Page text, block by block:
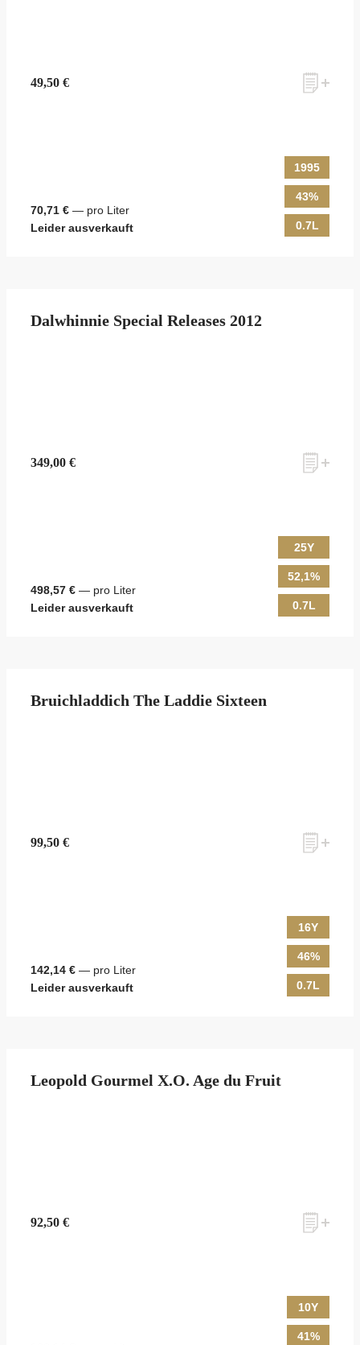
49,50 €
70,71 € — pro Liter
Leider ausverkauft
1995
43%
0.7L
Dalwhinnie Special Releases 2012
349,00 €
498,57 € — pro Liter
Leider ausverkauft
25Y
52,1%
0.7L
Bruichladdich The Laddie Sixteen
99,50 €
142,14 € — pro Liter
Leider ausverkauft
16Y
46%
0.7L
Leopold Gourmel X.O. Age du Fruit
92,50 €
10Y
41%
Möchten Sie ein für Newsletter-Abonnenten exklusives Monats-
gehalten werden? Dann melden Sie sich hier für unseren Newsletter